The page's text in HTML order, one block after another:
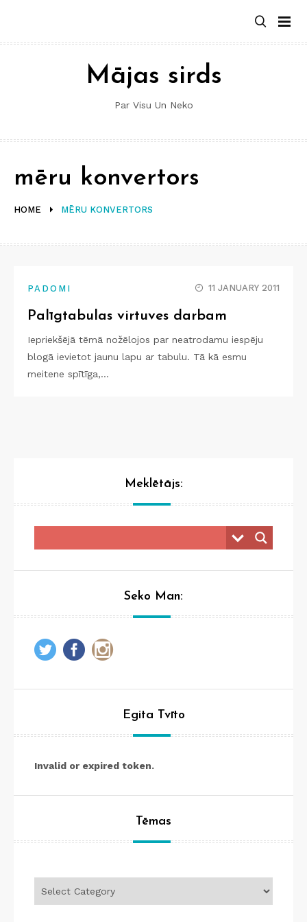
content
Mājas sirds
Par Visu Un Neko
HOME MĒRU KONVERTORS
mēru konvertors
PADOMI 11 JANUARY 2011
Palīgtabulas virtuves darbam
Iepriekšējā tēmā nožēlojos par neatrodamu iespēju
blogā ievietot jaunu lapu ar tabulu. Tā kā esmu
meitene spītīga,…
Meklētājs:
Seko Man:
Egita Tvīto
Invalid or expired token.
Tēmas